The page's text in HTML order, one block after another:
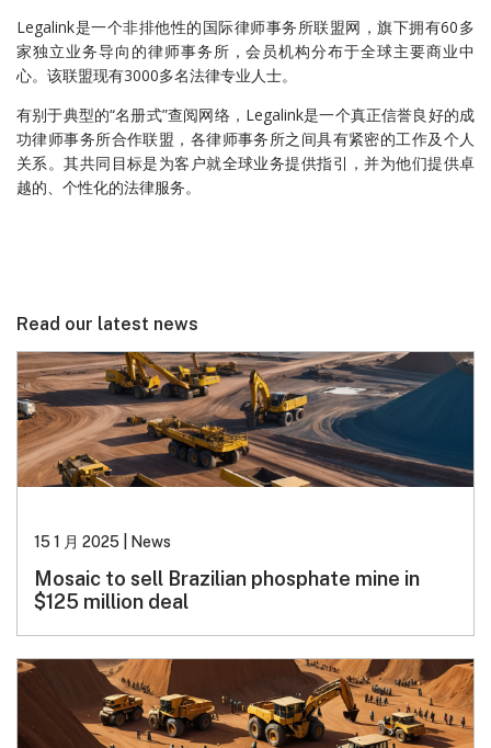
Legalink是一个非排他性的国际律师事务所联盟网，旗下拥有60多
家独立业务导向的律师事务所，会员机构分布于全球主要商业中
心。该联盟现有3000多名法律专业人士。
有别于典型的“名册式”查阅网络，Legalink是一个真正信誉良好的成
功律师事务所合作联盟，各律师事务所之间具有紧密的工作及个人
关系。其共同目标是为客户就全球业务提供指引，并为他们提供卓
越的、个性化的法律服务。
Read our latest news
15 1 月 2025 News
Mosaic to sell Brazilian phosphate mine in
$125 million deal